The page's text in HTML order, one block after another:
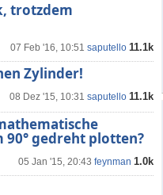
trotzdem
07 Feb '16, 10:51 saputello 11.1k
Zylinder!
08 Dez '15, 10:31 saputello 11.1k
gedreht plotten?
05 Jan '15, 20:43 feynman 1.0k